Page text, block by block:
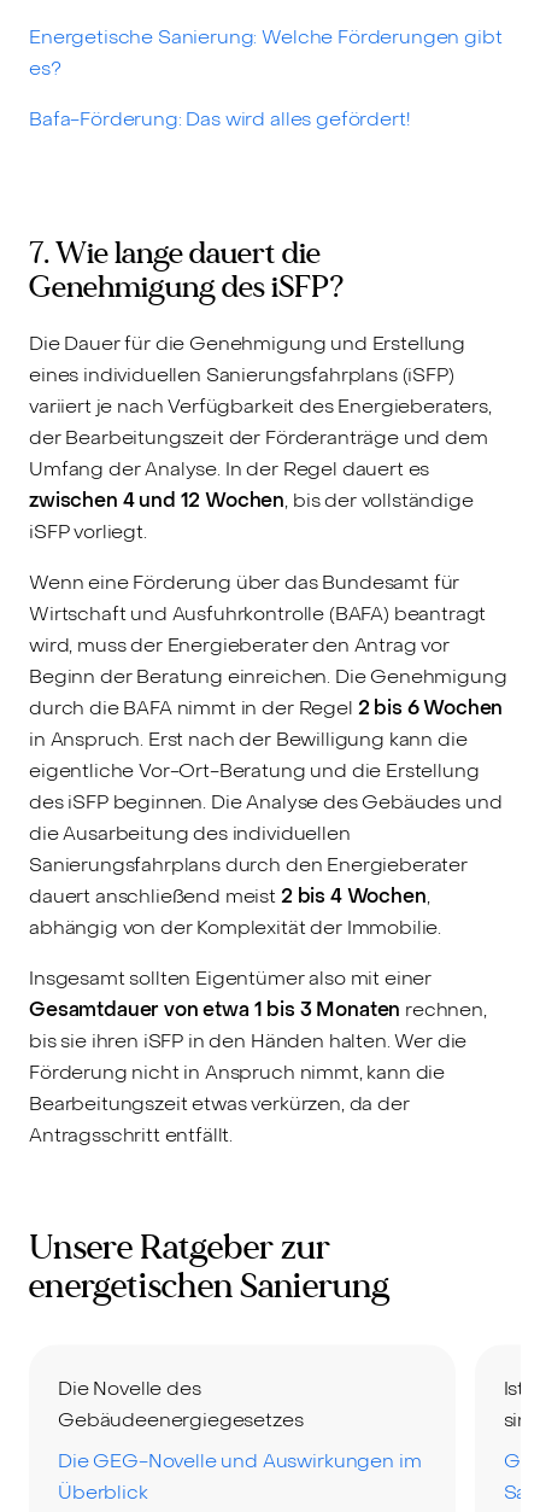
Energetische Sanierung: Welche Förderungen gibt
es?
Bafa-Förderung: Das wird alles gefördert!
7. Wie lange dauert die
Genehmigung des iSFP?
Die Dauer für die Genehmigung und Erstellung
eines individuellen Sanierungsfahrplans (iSFP)
variiert je nach Verfügbarkeit des Energieberaters,
der Bearbeitungszeit der Förderanträge und dem
Umfang der Analyse. In der Regel dauert es
zwischen 4 und 12 Wochen, bis der vollständige
iSFP vorliegt.
Wenn eine Förderung über das Bundesamt für
Wirtschaft und Ausfuhrkontrolle (BAFA) beantragt
wird, muss der Energieberater den Antrag vor
Beginn der Beratung einreichen. Die Genehmigung
durch die BAFA nimmt in der Regel 2 bis 6 Wochen
in Anspruch. Erst nach der Bewilligung kann die
eigentliche Vor-Ort-Beratung und die Erstellung
des iSFP beginnen. Die Analyse des Gebäudes und
die Ausarbeitung des individuellen
Sanierungsfahrplans durch den Energieberater
dauert anschließend meist2 bis 4 Wochen,
abhängig von der Komplexität der Immobilie.
Insgesamt sollten Eigentümer also mit einer
Gesamtdauer von etwa 1 bis 3 Monaten rechnen,
bis sie ihren iSFP in den Händen halten. Wer die
Förderung nicht in Anspruch nimmt, kann die
Bearbeitungszeit etwas verkürzen, da der
Antragsschritt entfällt.
Unsere Ratgeber zur
energetischen Sanierung
Die Novelle des
Gebäudeenergiegesetzes
Die GEG-Novelle und Auswirkungen im
Überblick
Ist